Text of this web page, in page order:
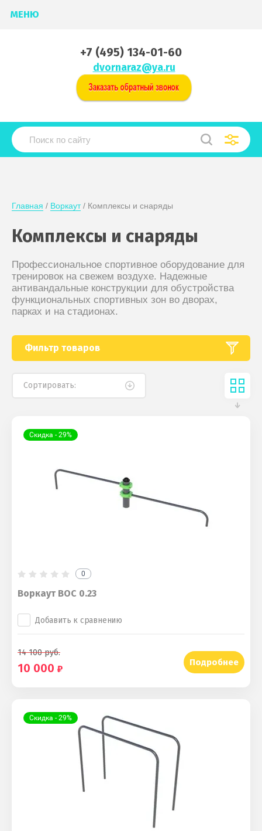
МЕНЮ
+7 (495) 134-01-60
dvornaraz@ya.ru
Главная / Воркаут / Комплексы и снаряды
Комплексы и снаряды
Профессиональное спортивное оборудование для
тренировок на свежем воздухе. Надежные
антивандальные конструкции для обустройства
функциональных спортивных зон во дворах,
парках и на стадионах.
Фильтр товаров
Сортировать:
Скидка - 29%
0
Воркаут ВОС 0.23
Добавить к сравнению
14 100руб.
10 000 Подробнее
Скидка - 29%